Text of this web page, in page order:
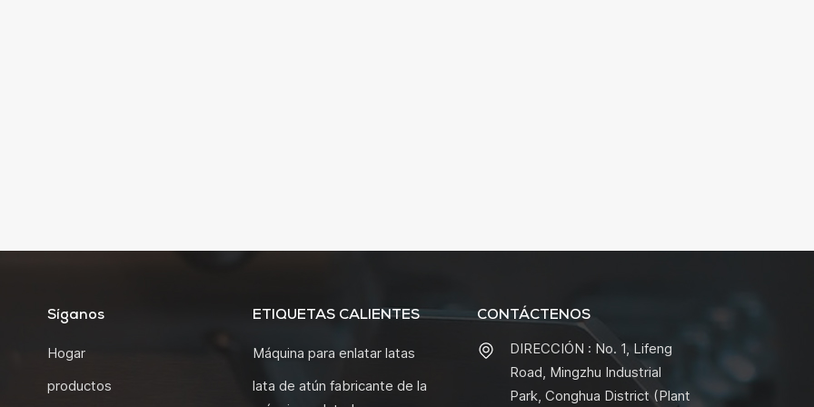
Síganos
Hogar
productos
ETIQUETAS CALIENTES
Máquina para enlatar latas
lata de atún fabricante de la
CONTÁCTENOS
DIRECCIÓN : No. 1, Lifeng
Road, Mingzhu Industrial
Park, Conghua District (Plant